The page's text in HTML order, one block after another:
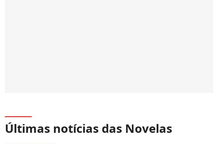
Últimas notícias das Novelas